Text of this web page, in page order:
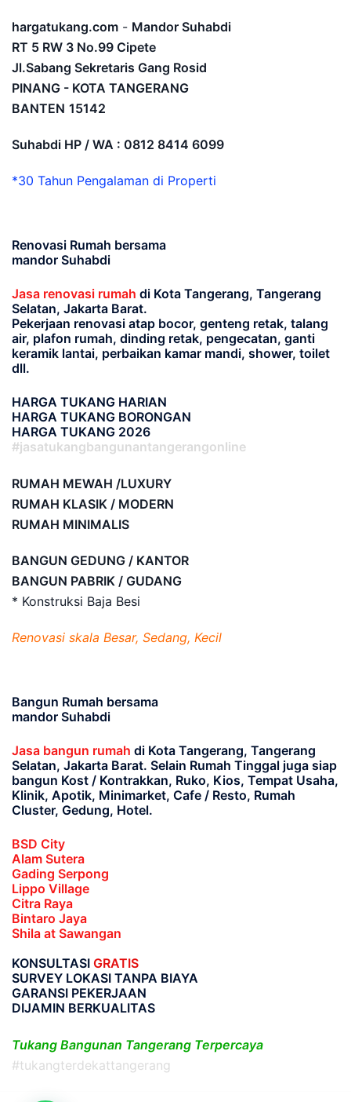
hargatukang.com - Mandor Suhabdi
RT 5 RW 3 No.99 Cipete
Jl.Sabang Sekretaris Gang Rosid
PINANG - KOTA TANGERANG
BANTEN 15142
Suhabdi HP / WA : 0812 8414 6099
*30 Tahun Pengalaman di Properti
Renovasi Rumah bersama
mandor Suhabdi
Jasa renovasi rumah di Kota Tangerang, Tangerang
Selatan, Jakarta Barat.
Pekerjaan renovasi atap bocor, genteng retak, talang
air, plafon rumah, dinding retak, pengecatan, ganti
keramik lantai, perbaikan kamar mandi, shower, toilet
dll.
HARGA TUKANG HARIAN
HARGA TUKANG BORONGAN
HARGA TUKANG 2026
#jasatukangbangunantangerangonline
RUMAH MEWAH /LUXURY
RUMAH KLASIK / MODERN
RUMAH MINIMALIS
BANGUN GEDUNG / KANTOR
BANGUN PABRIK / GUDANG
* Konstruksi Baja Besi
Renovasi skala Besar, Sedang, Kecil
Bangun Rumah bersama
mandor Suhabdi
Jasa bangun rumah di Kota Tangerang, Tangerang
Selatan, Jakarta Barat. Selain Rumah Tinggal juga siap
bangun Kost / Kontrakkan, Ruko, Kios, Tempat Usaha,
Klinik, Apotik, Minimarket, Cafe / Resto, Rumah
Cluster, Gedung, Hotel.
BSD City
Alam Sutera
Gading Serpong
Lippo Village
Citra Raya
Bintaro Jaya
Shila at Sawangan
KONSULTASI GRATIS
SURVEY LOKASI TANPA BIAYA
GARANSI PEKERJAAN
DIJAMIN BERKUALITAS
Tukang Bangunan Tangerang Terpercaya
#tukangterdekattangerang